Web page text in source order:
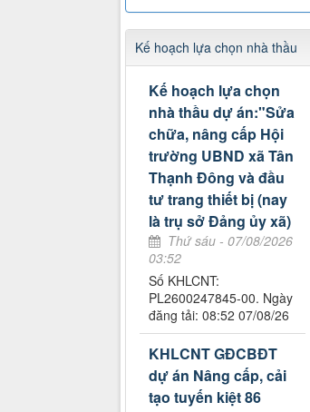
Kế hoạch lựa chọn nhà thầu
Kế hoạch lựa chọn
nhà thầu dự án:"Sửa
chữa, nâng cấp Hội
trường UBND xã Tân
Thạnh Đông và đầu
tư trang thiết bị (nay
là trụ sở Đảng ủy xã)
Thứ sáu - 07/08/2026
03:52
Số KHLCNT:
PL2600247845-00. Ngày
đăng tải: 08:52 07/08/26
KHLCNT GĐCBĐT
dự án Nâng cấp, cải
tạo tuyến kiệt 86